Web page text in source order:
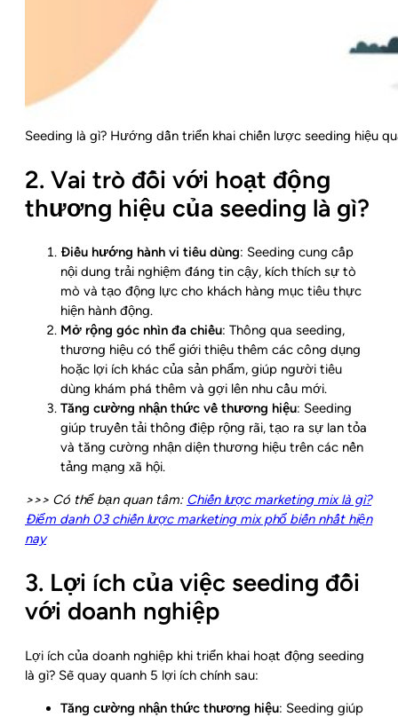
Seeding là gì? Hướng dẫn triển khai chiến lược seeding hiệu
2. Vai trò đối với hoạt động
thương hiệu của seeding là gì?
Điều hướng hành vi tiêu dùng: Seeding cung cấp
nội dung trải nghiệm đáng tin cậy, kích thích sự tò
mò và tạo động lực cho khách hàng mục tiêu thực
hiện hành động.
Mở rộng góc nhìn đa chiều: Thông qua seeding,
thương hiệu có thể giới thiệu thêm các công dụng
hoặc lợi ích khác của sản phẩm, giúp người tiêu
dùng khám phá thêm và gợi lên nhu cầu mới.
Tăng cường nhận thức về thương hiệu: Seeding
giúp truyền tải thông điệp rộng rãi, tạo ra sự lan tỏa
và tăng cường nhận diện thương hiệu trên các nền
tảng mạng xã hội.
>>> Có thể bạn quan tâm: Chiến lược marketing mix là gì?
Điểm danh 03 chiến lược marketing mix phổ biến nhất hiện
nay
3. Lợi ích của việc seeding đối
với doanh nghiệp
Lợi ích của doanh nghiệp khi triển khai hoạt động seeding
là gì? Sẽ quay quanh 5 lợi ích chính sau:
Tăng cường nhận thức thương hiệu: Seeding giúp